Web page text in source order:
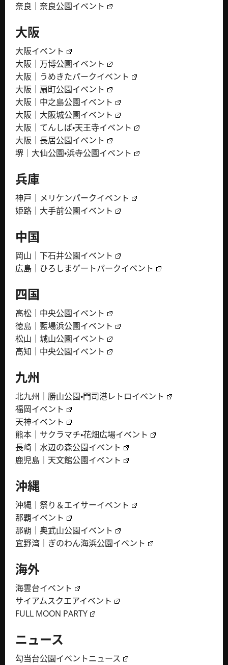
奈良｜奈良公園イベント
大阪
大阪イベント
大阪｜万博公園イベント
大阪｜うめきたパークイベント
大阪｜扇町公園イベント
大阪｜中之島公園イベント
大阪｜大阪城公園イベント
大阪｜てんしば・天王寺イベント
大阪｜長居公園イベント
堺｜大仙公園・浜寺公園イベント
兵庫
神戸｜メリケンパークイベント
姫路｜大手前公園イベント
中国
岡山｜下石井公園イベント
広島｜ひろしまゲートパークイベント
四国
高松｜中央公園イベント
徳島｜藍場浜公園イベント
松山｜城山公園イベント
高知｜中央公園イベント
九州
北九州｜勝山公園・門司港レトロイベント
福岡イベント
天神イベント
熊本｜サクラマチ・花畑広場イベント
長崎｜水辺の森公園イベント
鹿児島｜天文館公園イベント
沖縄
沖縄｜祭り＆エイサーイベント
那覇イベント
那覇｜奥武山公園イベント
宜野湾｜ぎのわん海浜公園イベント
海外
海雲台イベント
サイアムスクエアイベント
FULL MOON PARTY
ニュース
勾当台公園イベントニュース